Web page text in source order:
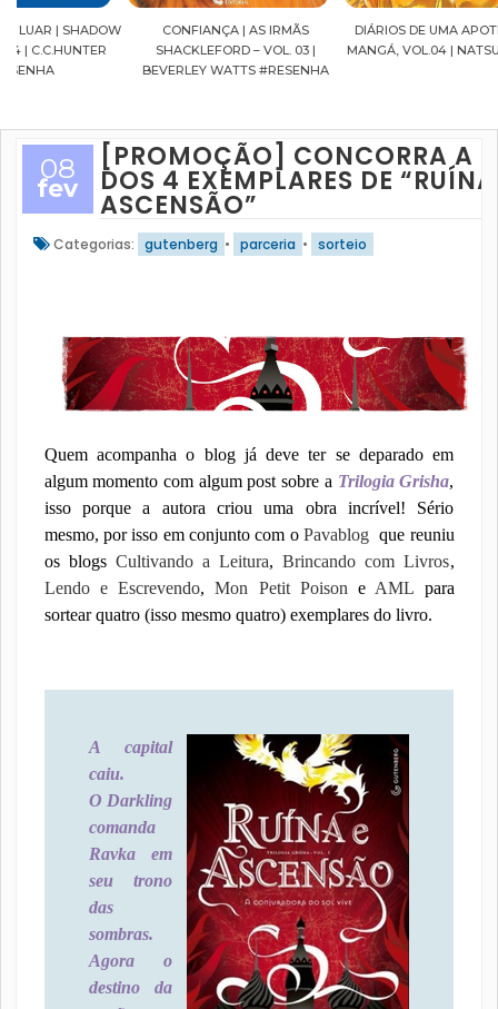
CONFIANÇA | AS IRMÃS
SHACKLEFORD – VOL. 03 |
BEVERLEY WATTS #RESENHA
DIÁRIOS DE UMA APOTECÁRIA |
MANGÁ, VOL.04 | NATSU HYUUGA
08
fev
[PROMOÇÃO] CONCORRA A
DOS 4 EXEMPLARES DE
ASCENSÃO”
Categorias: gutenberg • parceria • sorteio
Quem acompanha o blog já deve ter sedeparado em
algum momento com algum post sobre a Trilogia Grisha,
isso porque a autora criou uma obra incrível! Sério
mesmo, por isso em conjunto com oPavablog que reuniu
os blogs Cultivando a Leitura,Brincando com Livros,
Lendo e Escrevendo,Mon Petit Poison e AML para
sortear quatro (isso mesmo quatro) exemplares do livro.
A capital
caiu.
O Darkling
comanda
Ravka em
seu trono
das
sombras.
Agora o
destino da